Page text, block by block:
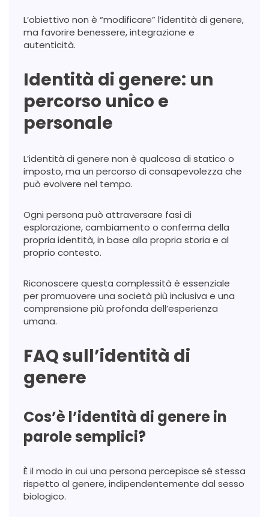
L’obiettivo non è “modificare” l’identità di genere,
ma favorire benessere, integrazione e
autenticità.
Identità di genere: un
percorso unico e
personale
L’identità di genere non è qualcosa di statico o
imposto, ma un percorso di consapevolezza che
può evolvere nel tempo.
Ogni persona può attraversare fasi di
esplorazione, cambiamento o conferma della
propria identità, in base alla propria storia e al
proprio contesto.
Riconoscere questa complessità è essenziale
per promuovere una società più inclusiva e una
comprensione più profonda dell’esperienza
umana.
FAQ sull’identità di
genere
Cos’è l’identità di genere in
parole semplici?
È il modo in cui una persona percepisce sé stessa
rispetto al genere, indipendentemente dal sesso
biologico.